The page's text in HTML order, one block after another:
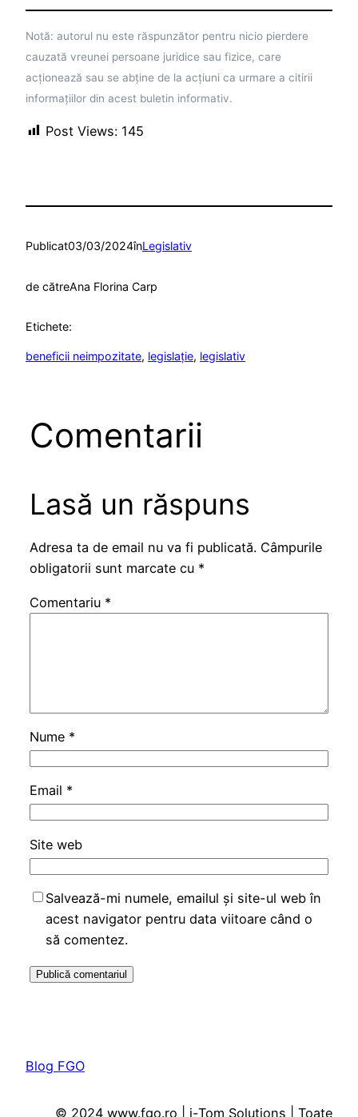
Notă: autorul nu este răspunzător pentru nicio pierdere
cauzată vreunei persoane juridice sau fizice, care
acţionează sau se abţine de la acţiuni ca urmare a citirii
informaţiilor din acest buletin informativ.
Post Views: 145
Publicat03/03/2024înLegislativ
de cătreAna Florina Carp
Etichete:
beneficii neimpozitate, legislație, legislativ
Comentarii
Lasă un răspuns
Adresa ta de email nu va fi publicată. Câmpurile
obligatorii sunt marcate cu *
Comentariu *
Nume *
Email *
Site web
Salvează-mi numele, emailul și site-ul web în
acest navigator pentru data viitoare când o
să comentez.
Blog FGO
© 2024 www.fgo.ro | i-Tom Solutions | Toate